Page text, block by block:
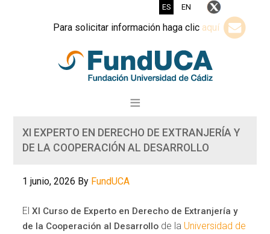
ES EN
Para solicitar información haga clic aquí
XI EXPERTO EN DERECHO DE EXTRANJERÍA Y
DE LA COOPERACIÓN AL DESARROLLO
1 junio, 2026 By FundUCA
ElXI Curso de Experto en Derecho de Extranjería y
de la Cooperación al Desarrollo de la Universidad de